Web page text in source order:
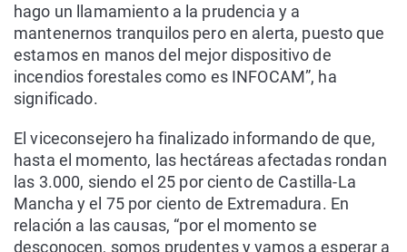
hago un llamamiento a la prudencia y a
mantenernos tranquilos pero en alerta, puesto que
estamos en manos del mejor dispositivo de
incendios forestales como es INFOCAM”, ha
significado.
El viceconsejero ha finalizado informando de que,
hasta el momento, las hectáreas afectadas rondan
las 3.000, siendo el 25 por ciento de Castilla-La
Mancha y el 75 por ciento de Extremadura. En
relación a las causas, “por el momento se
desconocen, somos prudentes y vamos a esperar a